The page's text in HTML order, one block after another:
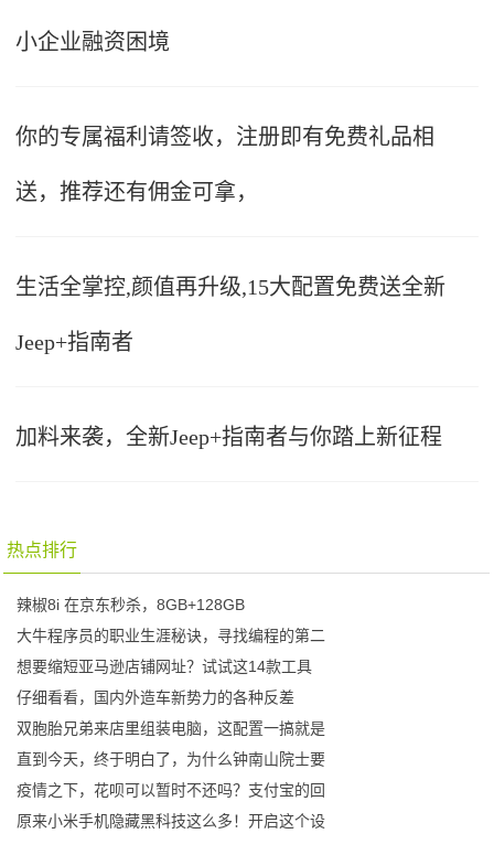
小企业融资困境
你的专属福利请签收，注册即有免费礼品相
送，推荐还有佣金可拿，
生活全掌控,颜值再升级,15大配置免费送全新
Jeep+指南者
加料来袭，全新Jeep+指南者与你踏上新征程
热点排行
辣椒8i 在京东秒杀，8GB+128GB
大牛程序员的职业生涯秘诀，寻找编程的第二
想要缩短亚马逊店铺网址？试试这14款工具
仔细看看，国内外造车新势力的各种反差
双胞胎兄弟来店里组装电脑，这配置一搞就是
直到今天，终于明白了，为什么钟南山院士要
疫情之下，花呗可以暂时不还吗？支付宝的回
原来小米手机隐藏黑科技这么多！开启这个设